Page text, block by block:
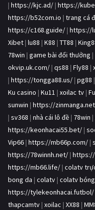
| https://kjc.ad/ | https://
https://b52com.io | trang cá
https://c168.guide/ | https://
Xibet | lu88 | K88 | TT88 |
78win | game bài đổi thưởng |
okvip.uk.com/ | qs88 | Fly88 |
| https://tongga88.us/ | pg88 |
Ku casino | Ku11 | xoilac tv |
sunwin | https://zinmanga.net
| sv368 | nhà cái lô đề | 78win |
https://keonhacai55.bet/ |
Vip66 | https://mb66p.com/ |
https://78winnh.net/ |
https://mb66.life/ | colatv
bong da | colatv | colatv
https://tylekeonhacai.futbol/
thapcamtv | xoilac | XX88 |